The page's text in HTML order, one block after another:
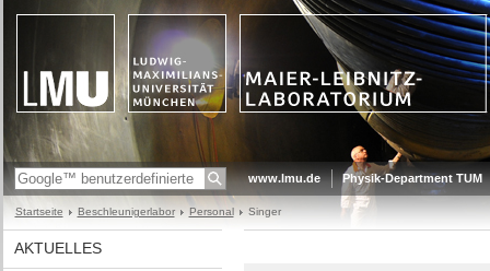
www.lmu.de Physik-Department TUM
Startseite Beschleunigerlabor Personal Singer
AKTUELLES